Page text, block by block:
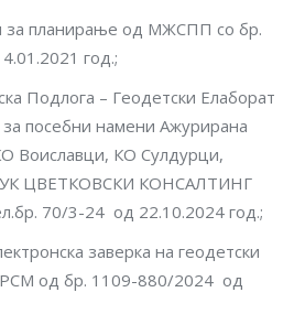
за планирање од МЖСПП со бр.
год.;
Подлога – Геодетски Елаборат
за посебни намени Ажурирана
Воиславци, КО Сулдурци,
ЦВЕТКОВСКИ КОНСАЛТИНГ
70/3-24 од 22.10.2024 год.;
заверка на геодетски
од бр. 1109-880/2024 од